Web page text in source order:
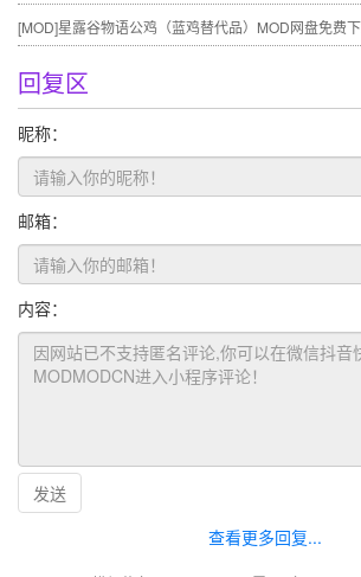
[MOD]星露谷物语公鸡（蓝鸡替代品）MOD网盘免费
回复区
昵称：
邮箱：
内容：
发送
查看更多回复...